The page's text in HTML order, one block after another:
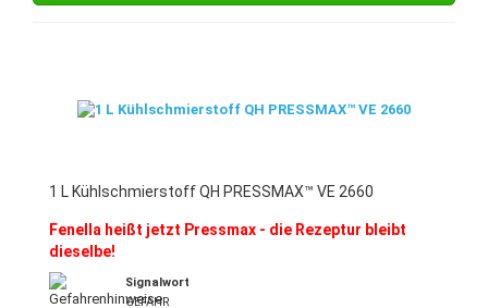
1 L Kühlschmierstoff QH PRESSMAX™ VE 2660
Fenella heißt jetzt Pressmax - die Rezeptur bleibt
dieselbe!
Signalwort
GEFAHR